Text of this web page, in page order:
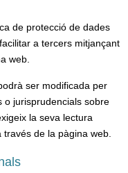
de protecció de dades
a tercers mitjançant
web.
ser modificada per
o jurisprudencials sobre
la seva lectura
de la pàgina web.